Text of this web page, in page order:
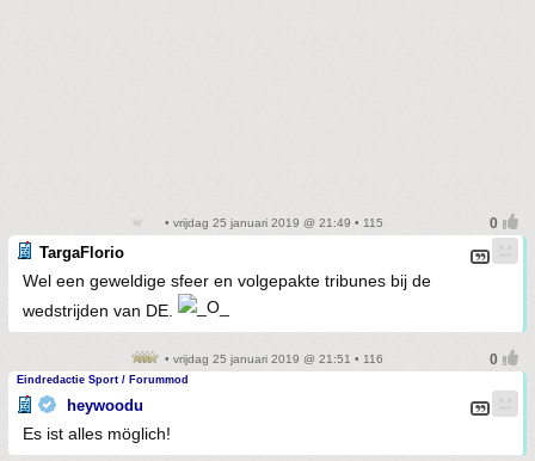
• vrijdag 25 januari 2019 @ 21:49 • 115
TargaFlorio
Wel een geweldige sfeer en volgepakte tribunes bij de
wedstrijden van DE.
• vrijdag 25 januari 2019 @ 21:51 • 116
Eindredactie Sport / Forummod
heywoodu
Es ist alles möglich!